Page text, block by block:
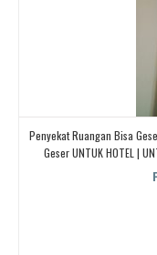
Penyekat Ruangan Bisa
Geser UNTUK HOTEL |